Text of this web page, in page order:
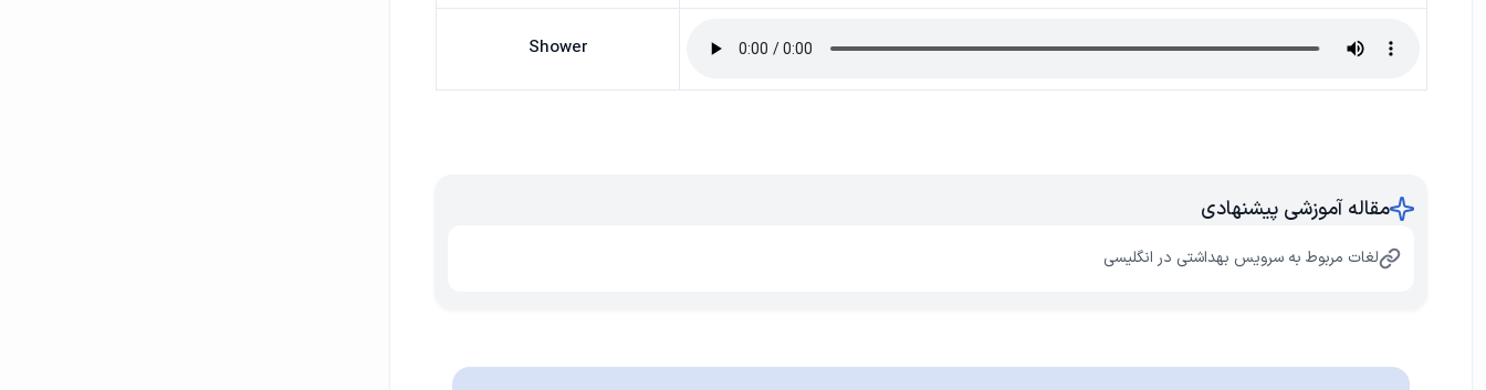
Shower
مقاله آموزشی پیشنهادی
لغات مربوط به سرویس بهداشتی در انگلیسی